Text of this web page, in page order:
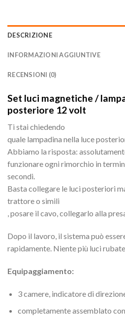
DESCRIZIONE
INFORMAZIONI AGGIUNTIVE
RECENSIONI (0)
Set luci magnetiche /
posteriore 12 volt
Ti stai chiedendo
quale lampadina nella luce
Abbiamo la risposta:
funzionare ogni rimorchio in
secondi.
Basta collegare le luci posteriori
trattore o simili
, posare il cavo, collegarlo alla
Dopo il lavoro, il sistema può
rapidamente. Niente più luci
Equipaggiamento:
3 camere, indicatore di
completamente assemblato